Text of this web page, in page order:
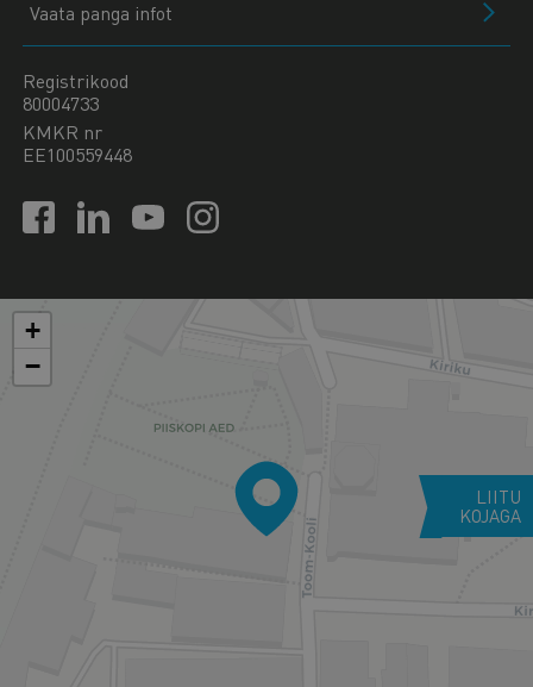
Vaata panga infot
Registrikood
80004733
KMKR nr
EE100559448
+
−
LIITU
KOJAGA